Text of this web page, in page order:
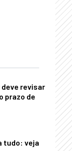
revisar
prazo de
tudo: veja